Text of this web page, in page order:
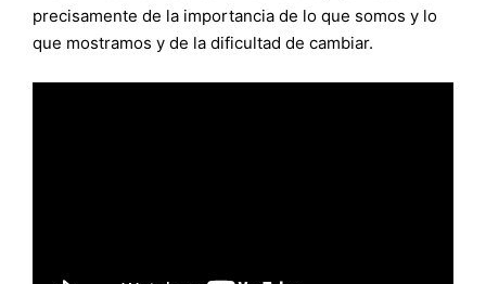
precisamente de la importancia de lo que somos y lo
que mostramos y de la dificultad de cambiar.